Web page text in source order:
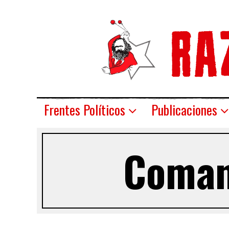
Frentes Políticos Publicaciones